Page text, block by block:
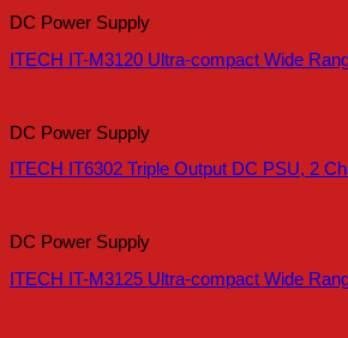
DC Power Supply
ITECH IT-M3120 Ultra-compact Wide
DC Power Supply
ITECH IT6302 Triple Output DC PSU, 2
DC Power Supply
ITECH IT-M3125 Ultra-compact Wide